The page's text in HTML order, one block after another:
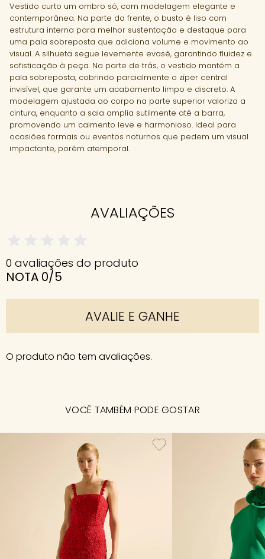
Vestido curto um ombro só, com modelagem elegante e
contemporânea. Na parte da frente, o busto é liso com
estrutura interna para melhor sustentação e destaque para
uma pala sobreposta que adiciona volume e movimento ao
visual. A silhueta segue levemente evasê, garantindo fluidez e
sofisticação à peça. Na parte de trás, o vestido mantém a
pala sobreposta, cobrindo parcialmente o zíper central
invisível, que garante um acabamento limpo e discreto. A
modelagem ajustada ao corpo na parte superior valoriza a
cintura, enquanto a saia amplia sutilmente até a barra,
promovendo um caimento leve e harmonioso. Ideal para
ocasiões formais ou eventos noturnos que pedem um visual
impactante, porém atemporal.
AVALIAÇÕES
0 avaliações do produto
NOTA 0/5
AVALIE E GANHE
O produto não tem avaliações.
VOCÊ TAMBÉM PODE GOSTAR